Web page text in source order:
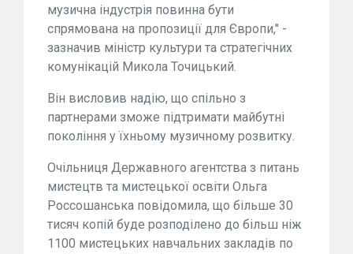
музична індустрія повинна бути
спрямована на пропозиції для Європи," -
зазначив міністр культури та стратегічних
комунікацій Микола Точицький.
Він висловив надію, що спільно з
партнерами зможе підтримати майбутні
покоління у їхньому музичному розвитку.
Очільниця Державного агентства з питань
мистецтв та мистецької освіти Ольга
Россошанська повідомила, що більше 30
тисяч копій буде розподілено до більш ніж
1100 мистецьких навчальних закладів по